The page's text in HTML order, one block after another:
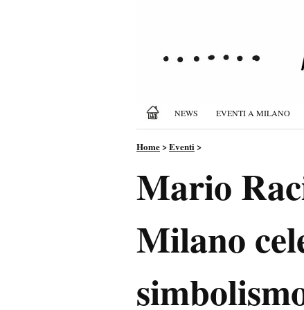
NEWS EVENTI A MILANO
Home>Eventi>
Mario
Milano